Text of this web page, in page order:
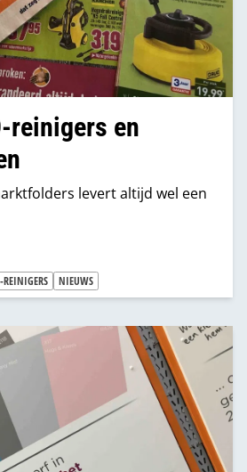
reinigers en
levert altijd wel een
NIEUWS